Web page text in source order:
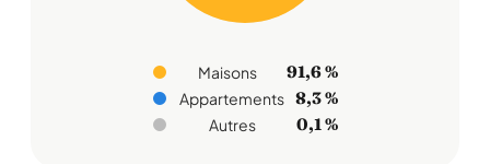
Maisons 91,6 %
Appartements 8,3 %
Autres 0,1 %